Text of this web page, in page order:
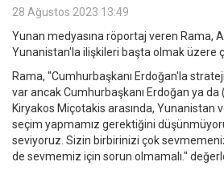
28 Ağustos 2023 13:49
Yunan medyasına röportaj veren Rama,
Yunanistan'la ilişkileri başta olmak üzere
Rama, "Cumhurbaşkanı Erdoğan'la
var ancak Cumhurbaşkanı Erdoğan ya da
Kiryakos Miçotakis arasında, Yunanistan
seçim yapmamız gerektiğini
seviyoruz. Sizin birbirinizi çok
de sevmemiz için sorun olmamalı."